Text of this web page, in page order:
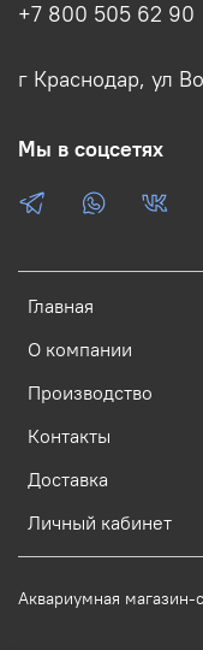
Главная
О компании
Производство
Контакты
Доставка
Личный кабинет
+7 800 505 62 90
г Краснодар, ул
Мы в соцсетях
Аквариумная магазин-